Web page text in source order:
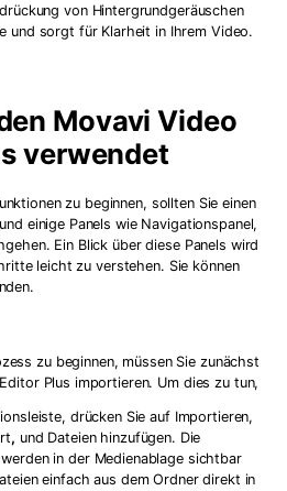
von Hintergrundgeräuschen
und sorgt für Klarheit in Ihrem Video.
Movavi Video
verwendet
zu beginnen, sollten Sie einen
einige Panels wie Navigationspanel,
Ein Blick über diese Panels wird
leicht zu verstehen. Sie können
zu beginnen, müssen Sie zunächst
Plus importieren. Um dies zu tun,
drücken Sie auf Importieren,
, und Dateien hinzufügen. Die
in der Medienablage sichtbar
einfach aus dem Ordner direkt in